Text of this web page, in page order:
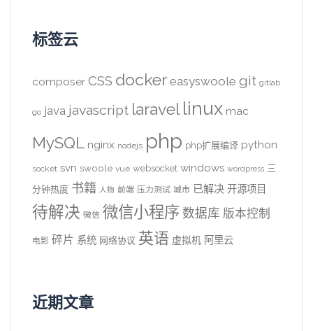
标签云
composer CSS docker easyswoole git gitlab
go java javascript laravel linux mac
MySQL nginx nodejs php php扩展编译 python
socket svn swoole vue websocket windows wordpress 三
分钟热度 书籍 人物 前端 压力测试 城市 已解决 开源项目
待解决 微信 微信小程序 数据库 版本控制
电影 碎片 系统 网络协议 英语 虚拟机 阿里云
近期文章